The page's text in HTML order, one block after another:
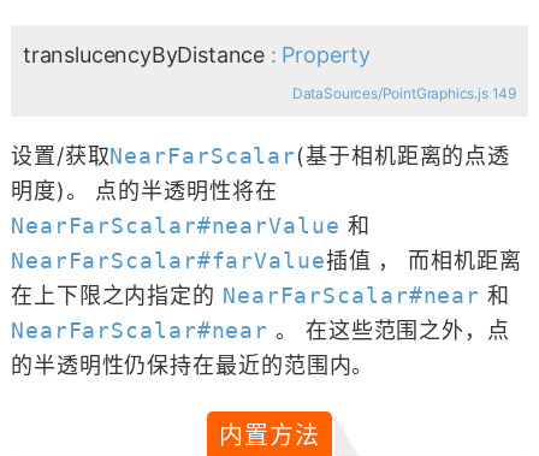
translucencyByDistance : Property
DataSources/PointGraphics.js 149
设置/获取NearFarScalar(基于相机距离的点透
明度)。 点的半透明性将在
NearFarScalar#nearValue 和
NearFarScalar#farValue插值 ， 而相机距离
在上下限之内指定的 NearFarScalar#near 和
NearFarScalar#near 。 在这些范围之外，点
的半透明性仍保持在最近的范围内。
内置方法